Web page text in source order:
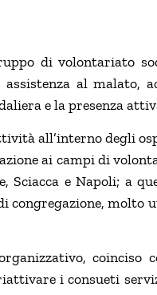
di volontariato
al malato,
e la presenza
all’interno degli
ai campi di
Sciacca e Napoli; a
molto
i consueti